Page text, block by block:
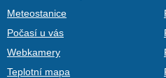
Meteostanice
Počasí u vás
Webkamery
Teplotní mapa